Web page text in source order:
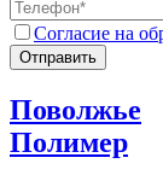
Согласие на
Отправить
Поволжье
Полимер